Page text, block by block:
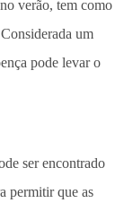
verão, tem como
um
pode levar o